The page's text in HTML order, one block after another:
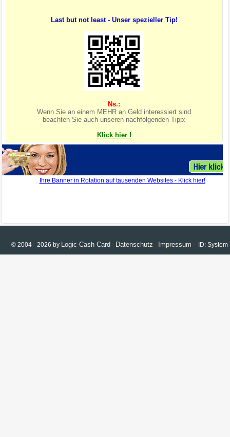
Last but not least - Unser spezieller Tip!
Ns.:
Wenn Sie an einem MEHR an Geld interessiert sind
beachten Sie auch unseren nachfolgenden Tipp:
Klick hier !
© 2004 - 2026 by Logic Cash Card - Datenschutz - Impressum - ID: